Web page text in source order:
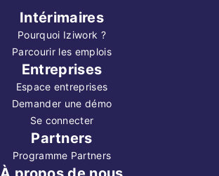
Intérimaires
Pourquoi Iziwork ?
Parcourir les emplois
Entreprises
Espace entreprises
Demander une démo
Se connecter
Partners
Programme Partners